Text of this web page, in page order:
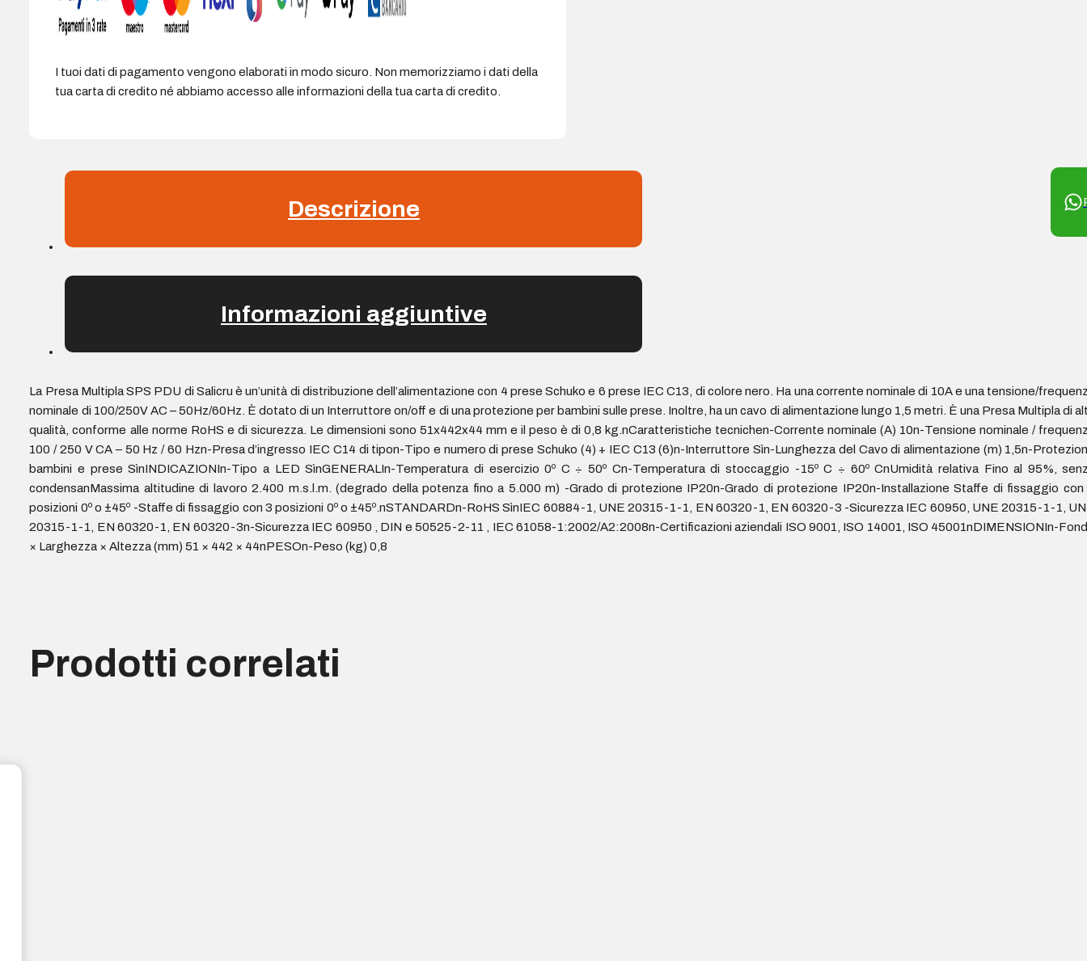
I tuoi dati di pagamento vengono elaborati in modo sicuro. Non memorizziamo i dati della
tua carta di credito né abbiamo accesso alle informazioni della tua carta di credito.
Descrizione
Informazioni aggiuntive
La Presa Multipla SPS PDU di Salicru è un’unità di distribuzione dell’alimentazione con 4 prese Schuko e 6 prese IEC C13, di colore nero. Ha una corrente nominale di 10A e una tensione/
nominale di 100/250V AC – 50Hz/60Hz. È dotato di un Interruttore on/off e di una protezione per bambini sulle prese. Inoltre, ha un cavo di alimentazione lungo 1,5 metri. È una Presa Multipla di
qualità, conforme alle norme RoHS e di sicurezza. Le dimensioni sono 51x442x44 mm e il peso è di 0,8 kg.nCaratteristiche tecnichen-Corrente nominale (A) 10n-Tensione nominale /
100 / 250 V CA – 50 Hz / 60 Hzn-Presa d’ingresso IEC C14 di tipon-Tipo e numero di prese Schuko (4) + IEC C13 (6)n-Interruttore Sìn-Lunghezza del Cavo di alimentazione (m) 1,5n-
bambini e prese SìnINDICAZIONIn-Tipo a LED SìnGENERALIn-Temperatura di esercizio 0º C ÷ 50º Cn-Temperatura di stoccaggio -15º C ÷ 60º CnUmidità relativa Fino al 95%,
condensanMassima altitudine di lavoro 2.400 m.s.l.m. (degrado della potenza fino a 5.000 m) -Grado di protezione IP20n-Grado di protezione IP20n-Installazione Staffe di fissaggio con
posizioni 0º o ±45º -Staffe di fissaggio con 3 posizioni 0º o ±45º.nSTANDARDn-RoHS SìnIEC 60884-1, UNE 20315-1-1, EN 60320-1, EN 60320-3 -Sicurezza IEC 60950, UNE 20315-1-1,
20315-1-1, EN 60320-1, EN 60320-3n-Sicurezza IEC 60950 , DIN e 50525-2-11 , IEC 61058-1:2002/A2:2008n-Certificazioni aziendali ISO 9001, ISO 14001, ISO 45001nDIMENSIONIn-
× Larghezza × Altezza (mm) 51 × 442 × 44nPESOn-Peso (kg) 0,8
Prodotti correlati